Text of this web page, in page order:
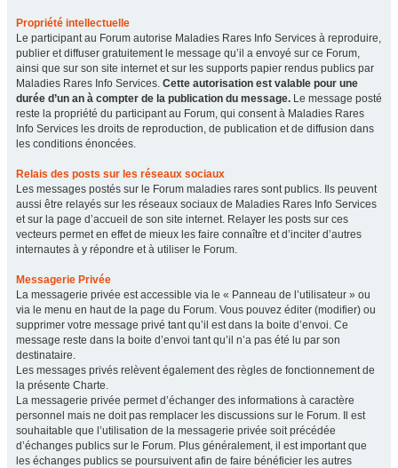
Propriété intellectuelle
Le participant au Forum autorise Maladies Rares Info Services à reproduire,
publier et diffuser gratuitement le message qu’il a envoyé sur ce Forum,
ainsi que sur son site internet et sur les supports papier rendus publics par
Maladies Rares Info Services. Cette autorisation est valable pour une
durée d’un an à compter de la publication du message. Le message posté
reste la propriété du participant au Forum, qui consent à Maladies Rares
Info Services les droits de reproduction, de publication et de diffusion dans
les conditions énoncées.
Relais des posts sur les réseaux sociaux
Les messages postés sur le Forum maladies rares sont publics. Ils peuvent
aussi être relayés sur les réseaux sociaux de Maladies Rares Info Services
et sur la page d’accueil de son site internet. Relayer les posts sur ces
vecteurs permet en effet de mieux les faire connaître et d’inciter d’autres
internautes à y répondre et à utiliser le Forum.
Messagerie Privée
La messagerie privée est accessible via le « Panneau de l’utilisateur » ou
via le menu en haut de la page du Forum. Vous pouvez éditer (modifier) ou
supprimer votre message privé tant qu’il est dans la boite d’envoi. Ce
message reste dans la boite d’envoi tant qu’il n’a pas été lu par son
destinataire.
Les messages privés relèvent également des règles de fonctionnement de
la présente Charte.
La messagerie privée permet d’échanger des informations à caractère
personnel mais ne doit pas remplacer les discussions sur le Forum. Il est
souhaitable que l’utilisation de la messagerie privée soit précédée
d’échanges publics sur le Forum. Plus généralement, il est important que
les échanges publics se poursuivent afin de faire bénéficier les autres